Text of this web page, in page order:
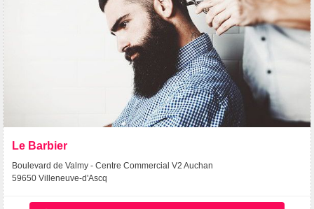
Le Barbier
Boulevard de Valmy - Centre Commercial V2 Auchan
59650 Villeneuve-d'Ascq